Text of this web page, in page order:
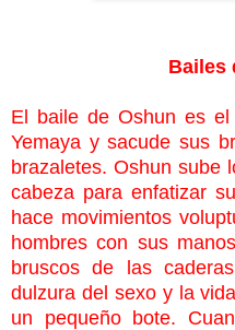
Bailes
El baile de Oshun es
Yemaya y sacude sus
brazaletes. Oshun sube
cabeza para enfatizar
hace movimientos
hombres con sus
bruscos de las
dulzura del sexo y la
un pequeño bote.